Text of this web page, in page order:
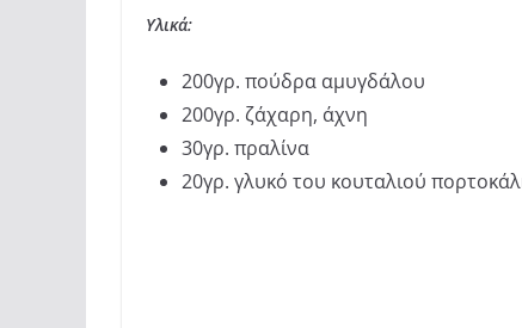
Υλικά:
200γρ. πούδρα αμυγδάλου
200γρ. ζάχαρη, άχνη
30γρ. πραλίνα
20γρ. γλυκό του κουταλιού